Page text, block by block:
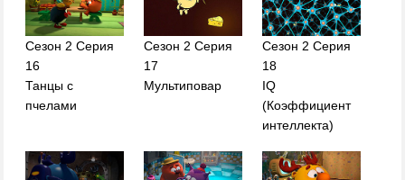
Сезон 2 Серия
16
Танцы с
пчелами
Сезон 2 Серия
17
Мультиповар
Сезон 2 Серия
18
IQ
(Коэффициент
интеллекта)